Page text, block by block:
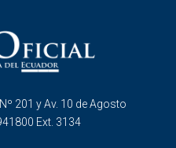
201 y Av. 10 de Agosto
Ext. 3134